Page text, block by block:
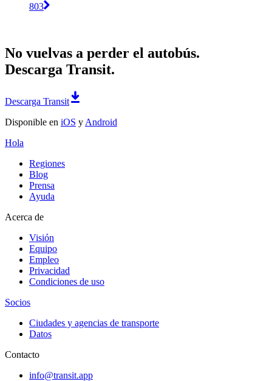
803
No vuelvas a perder el autobús.
Descarga Transit.
Descarga Transit
Disponible en iOS y Android
Hola
Regiones
Blog
Prensa
Ayuda
Acerca de
Visión
Equipo
Empleo
Privacidad
Condiciones de uso
Socios
Ciudades y agencias de transporte
Datos
Contacto
info@transit.app